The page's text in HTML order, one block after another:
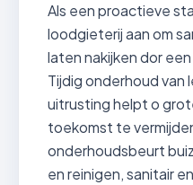
Als een proactieve
loodgieterij aan om
laten nakijken dor
Tijdig onderhoud van
uitrusting helpt o
toekomst te
onderhoudsbeurt
en reinigen, sanitair